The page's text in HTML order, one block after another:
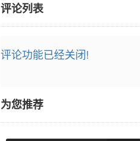
评论列表
评论功能已经关闭!
为您推荐